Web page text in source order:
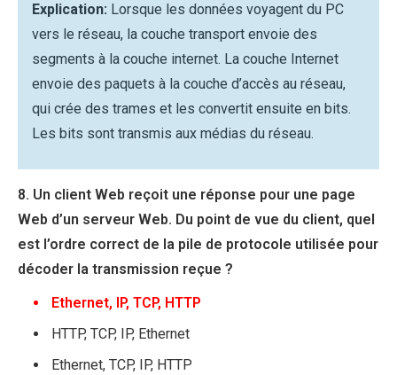
Explication: Lorsque les données voyagent du PC
vers le réseau, la couche transport envoie des
segments à la couche internet. La couche Internet
envoie des paquets à la couche d’accès au réseau,
qui crée des trames et les convertit ensuite en bits.
Les bits sont transmis aux médias du réseau.
8. Un client Web reçoit une réponse pour une page
Web d’un serveur Web. Du point de vue du client, quel
est l’ordre correct de la pile de protocole utilisée pour
décoder la transmission reçue ?
Ethernet, IP, TCP, HTTP
HTTP, TCP, IP, Ethernet
Ethernet, TCP, IP, HTTP